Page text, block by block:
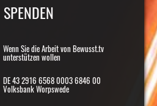
SPENDEN
Wenn Sie die Arbeit von Bewusst.tv
unterstützen wollen
DE 43 2916 6568 0003 6846 00
Volksbank Worpswede